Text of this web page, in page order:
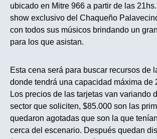
ubicado en Mitre 966 a partir de las
show exclusivo del Chaqueño
con todos sus músicos brindando un
para los que asistan.
Esta cena será para buscar recursos de
donde tendrá una capacidad máxima de
Los precios de las tarjetas van variando
sector que soliciten, $85.000 son las
quedaron agotadas que son la que
cerca del escenario. Después quedan